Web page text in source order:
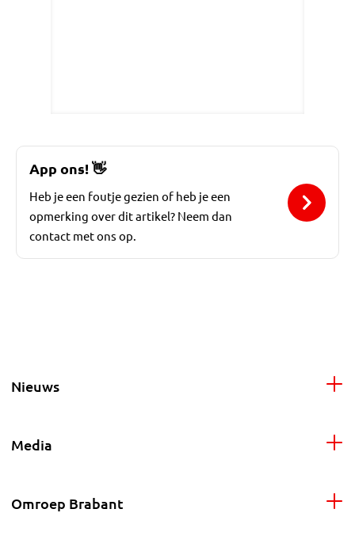
App ons!👋
Heb je een foutje gezien of heb je een
opmerking over dit artikel? Neem dan
contact met ons op.
Nieuws
Media
Omroep Brabant